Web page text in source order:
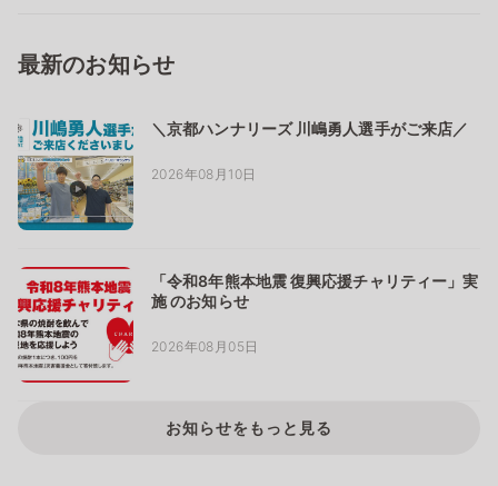
最新のお知らせ
＼京都ハンナリーズ 川嶋勇人選手がご来店／
2026年08月10日
「令和8年熊本地震 復興応援チャリティー」実
施 のお知らせ
2026年08月05日
お知らせをもっと見る